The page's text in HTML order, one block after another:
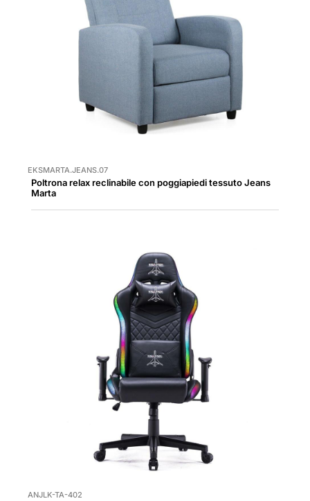
EKSMARTA.JEANS.07
Poltrona relax reclinabile con poggiapiedi tessuto Jeans
Marta
ANJLK-TA-402